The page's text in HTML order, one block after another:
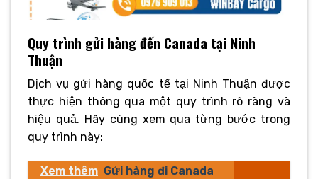
Quy trình gửi hàng đến Canada tại Ninh
Thuận
Dịch vụ gửi hàng quốc tế tại Ninh Thuận được
thực hiện thông qua một quy trình rõ ràng và
hiệu quả. Hãy cùng xem qua từng bước trong
quy trình này:
Xem thêm Gửi hàng đi Canada